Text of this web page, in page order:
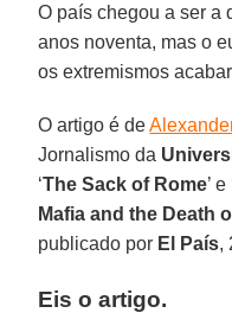
O país chegou a ser a
anos noventa, mas o
os extremismos
O artigo é de
Jornalismo da
‘The Sack of Rome’ e
Mafia and the Death
publicado por El País,
Eis o artigo.